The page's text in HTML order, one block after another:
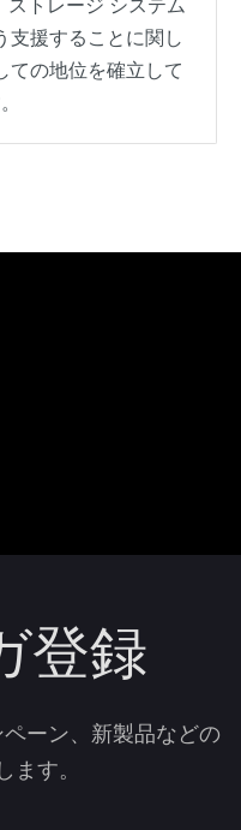
ストレージ システム
支援することに関し
ての地位を確立して
登録
ーン、新製品などの
ます。